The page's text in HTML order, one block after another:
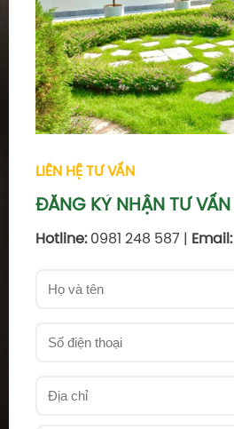
LIÊN HỆ TƯ VẤN
ĐĂNG KÝ NHẬN TƯ VẤN
Hotline:0981 248 587 | Email: